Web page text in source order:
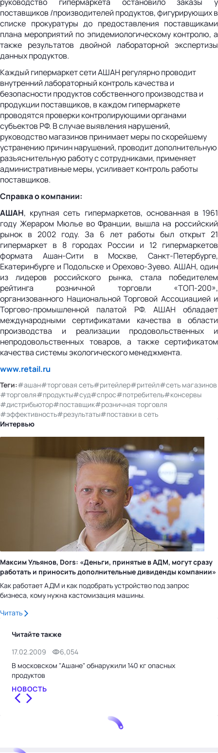
поставщиков /производителей продуктов, фигурирующих в
списке прокуратуры до предоставления поставщиками
плана мероприятий по эпидемиологическому контролю, а
также результатов двойной лабораторной экспертизы
данных продуктов.
Каждый гипермаркет сети АШАН регулярно проводит
внутренний лабораторный контроль качества и
безопасности продуктов собственного производства и
продукции поставщиков, в каждом гипермаркете
проводятся проверки контролирующими органами
субъектов РФ. В случае выявления нарушений,
руководство магазинов принимает меры по скорейшему
устранению причин нарушений, проводит дополнительную
разъяснительную работу с сотрудниками, применяет
административные меры, усиливает контроль работы
поставщиков.
Справка о компании:
АШАН, крупная сеть гипермаркетов, основанная в 1961
году Жераром Мюлье во Франции, вышла на российский
рынок в 2002 году. За 6 лет работы был открыт 21
гипермаркет в 8 городах России и 12 гипермаркетов
формата Ашан-Сити в Москве, Санкт-Петербурге,
Екатеринбурге и Подольске и Орехово-Зуево. АШАН, один
из лидеров российского рынка, стала победителем
рейтинга розничной торговли «ТОП-200»,
организованного Национальной Торговой Ассоциацией и
Торгово-промышленной палатой РФ. АШАН обладает
международными сертификатами качества в области
производства и реализации продовольственных и
непродовольственных товаров, а также сертификатом
качества системы экологического менеджмента.
www.retail.ru
Теги:#ашан#торговая сеть#ритейлер#ритейл#сеть магазинов
#торговля#продукты#суд#спрос#потребитель#консервы
#дистрибьютор#поставщик#розничная торговля
#эффективность#результаты#поставки в сеть
Интервью
Максим Ульянов, Dors: «Деньги, принятые в АДМ, могут сразу
работать и приносить дополнительные дивиденды компании»
Как работает АДМ и как подобрать устройство под запрос
бизнеса, кому нужна кастомизация машины.
Читать
Читайте также
17.02.2009
6,054
В московском "Ашане" обнаружили 140 кг опасных
продуктов
НОВОСТЬ